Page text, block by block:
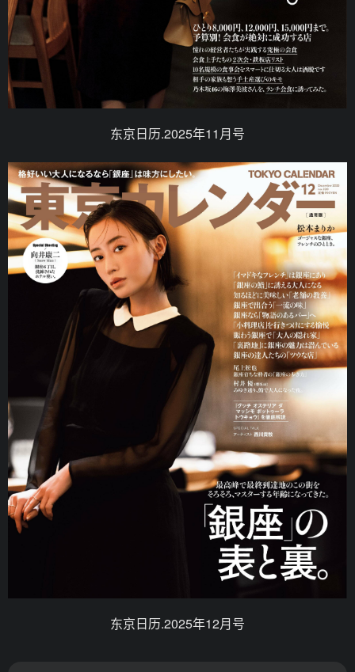
东京日历.2025年11月号
东京日历.2025年12月号